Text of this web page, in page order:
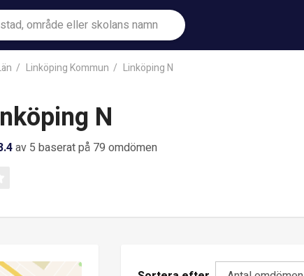
Linköping Kommun Linköping N
N
av 5 baserat på 79 omdömen